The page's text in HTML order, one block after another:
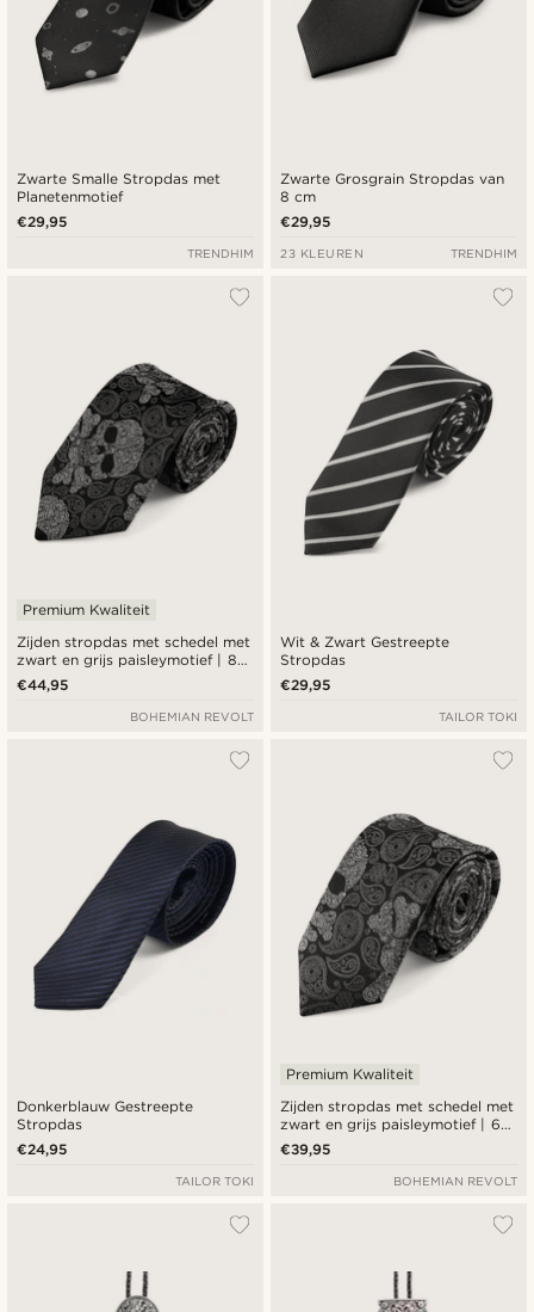
Zwarte Smalle Stropdas met
Planetenmotief
€29,95
TRENDHIM
Zwarte Grosgrain Stropdas van
8 cm
€29,95
23 KLEUREN TRENDHIM
Zijden stropdas met schedel met
zwart en grijs paisleymotief | 8
cm
Premium Kwaliteit
€44,95
BOHEMIAN REVOLT
Wit & Zwart Gestreepte
Stropdas
€29,95
TAILOR TOKI
Donkerblauw Gestreepte
Stropdas
€24,95
TAILOR TOKI
Zijden stropdas met schedel met
zwart en grijs paisleymotief | 6
cm
Premium Kwaliteit
€39,95
BOHEMIAN REVOLT